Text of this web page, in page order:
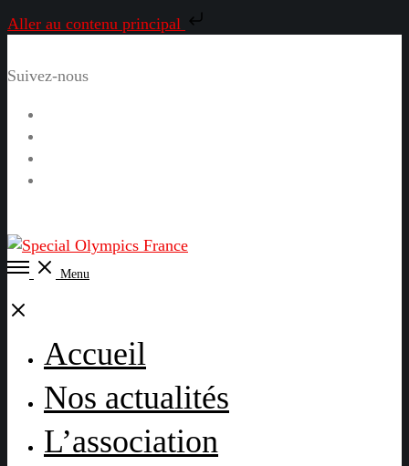
Aller au contenu principal
Suivez-nous
Open
Menu
Close
Accueil
Nos actualités
L’association